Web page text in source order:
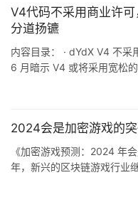
节点可以参与获取、…
V4代码不采用商业许
分道扬镳
内容目录： · dYdX V4 不采
6 月暗示 V4 或将采用宽松
用 BSL 商业许可证
2024会是加密游戏的突
《加密游戏预测：2024 年
年，新兴的区块链游戏行业
告*中的数据，仅在 2023